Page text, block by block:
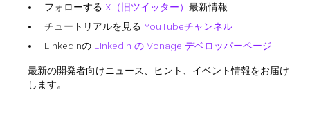
フォローする X（旧ツイッター） 最新情報
チュートリアルを見る YouTubeチャンネル
LinkedInの LinkedIn の Vonage デベロッパーページ
最新の開発者向けニュース、ヒント、イベント情報をお届け
します。